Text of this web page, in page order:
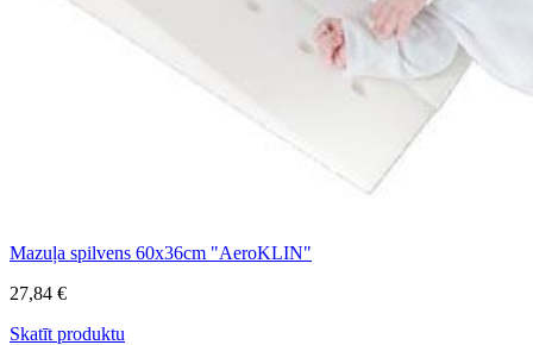
Mazuļa spilvens 60x36cm "AeroKLIN"
27,84 €
Skatīt produktu